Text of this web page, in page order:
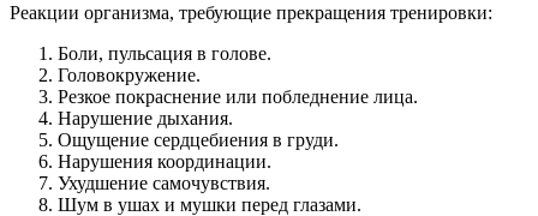
Реакции организма, требующие прекращения тренировки:
Боли, пульсация в голове.
Головокружение.
Резкое покраснение или побледнение лица.
Нарушение дыхания.
Ощущение сердцебиения в груди.
Нарушения координации.
Ухудшение самочувствия.
Шум в ушах и мушки перед глазами.